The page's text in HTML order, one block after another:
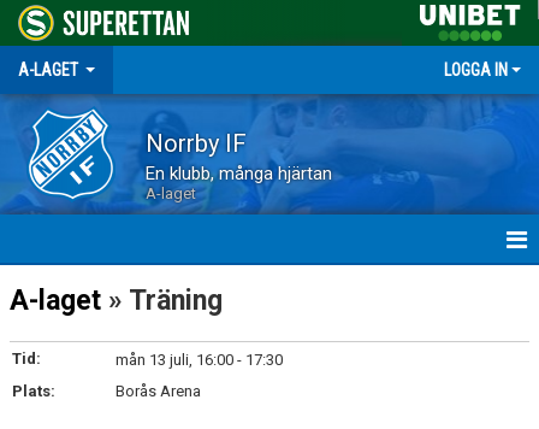
A-LAGET LOGGA IN
Norrby IF
En klubb, många hjärtan
A-laget
HEM
NYHETER
MATCHER
A-laget » Träning
Tid:
mån 13 juli, 16:00 - 17:30
Plats:
Borås Arena